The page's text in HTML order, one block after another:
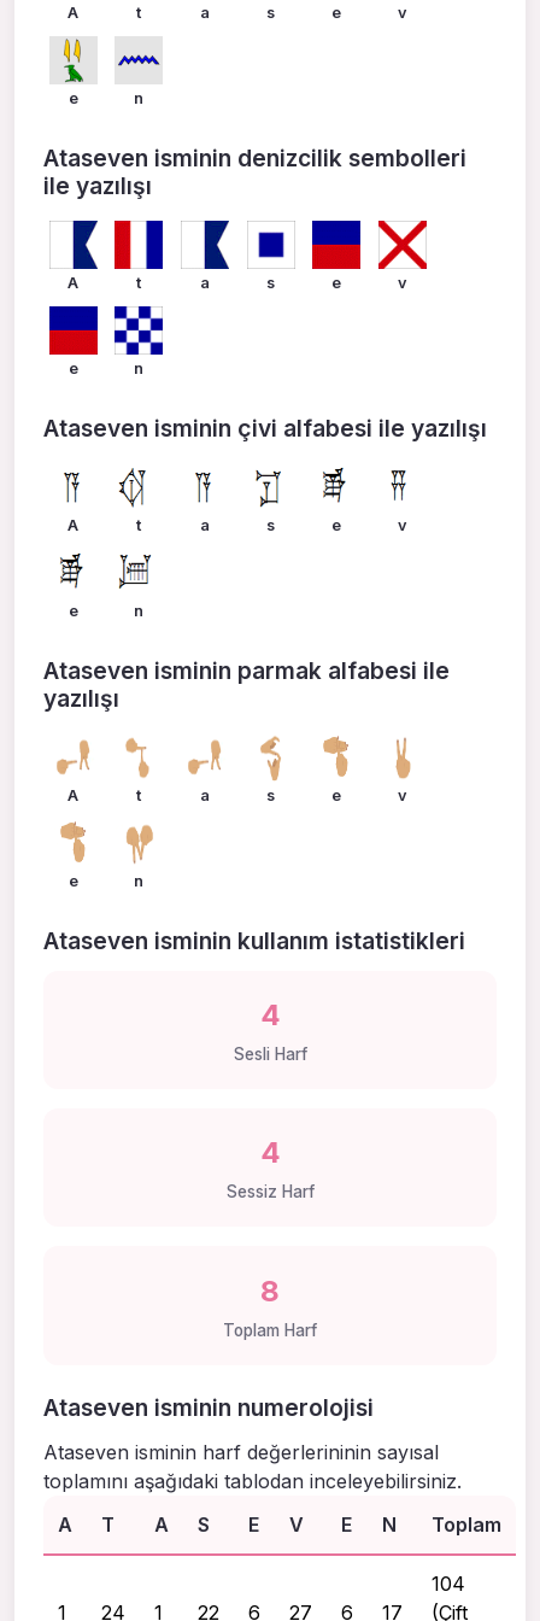
A t a s e v
e n
Ataseven isminin denizcilik sembolleri
ile yazılışı
A t a s e v
e n
Ataseven isminin çivi alfabesi ile yazılışı
A t a s e v
e n
Ataseven isminin parmak alfabesi ile
yazılışı
A t a s e v
e n
Ataseven isminin kullanım istatistikleri
4
Sesli Harf
4
Sessiz Harf
8
Toplam Harf
Ataseven isminin numerolojisi
Ataseven isminin harf değerlerininin sayısal
toplamını aşağıdaki tablodan inceleyebilirsiniz.
A
T A S E V E N Toplam
1 24 1 22 6 27 6 17
104
(Çift